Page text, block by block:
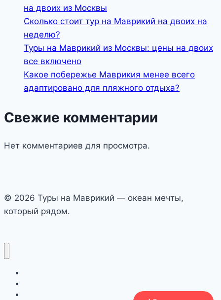
на двоих из Москвы
Сколько стоит тур на Маврикий на двоих на
неделю?
Туры на Маврикий из Москвы: цены на двоих
все включено
Какое побережье Маврикия менее всего
адаптировано для пляжного отдыха?
Свежие комментарии
Нет комментариев для просмотра.
© 2026 Туры на Маврикий — океан мечты,
который рядом.